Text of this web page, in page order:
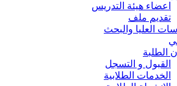
اعضاء هيئة التدريس
تقديم ملف
العليا والبحث
الطلبة
القبول و التسجل
الخدمات الطلابية